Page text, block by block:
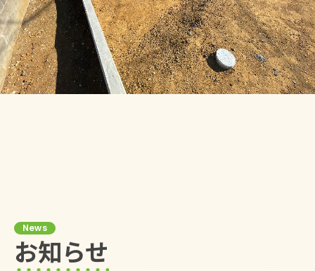
News
お知らせ